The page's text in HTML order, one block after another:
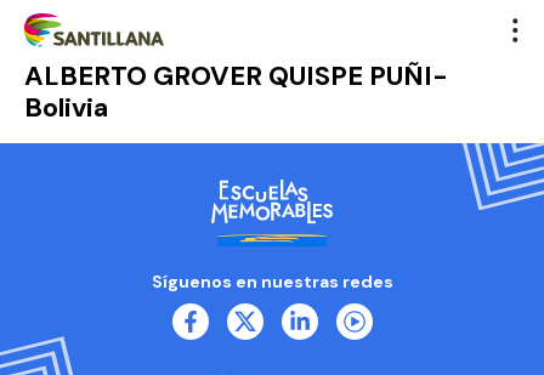
ALBERTO GROVER QUISPE PUÑI-
Bolivia
Síguenos en nuestras redes